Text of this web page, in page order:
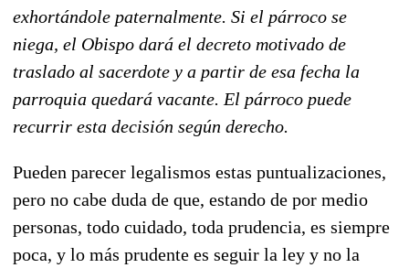
exhortándole paternalmente. Si el párroco se
niega, el Obispo dará el decreto motivado de
traslado al sacerdote y a partir de esa fecha la
parroquia quedará vacante. El párroco puede
recurrir esta decisión según derecho.
Pueden parecer legalismos estas puntualizaciones,
pero no cabe duda de que, estando de por medio
personas, todo cuidado, toda prudencia, es siempre
poca, y lo más prudente es seguir la ley y no la